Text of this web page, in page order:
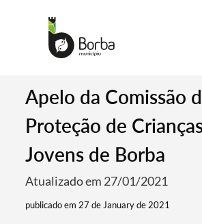
Apelo da Comissão
Proteção de
Jovens de Borba
Atualizado em 27/01/2021
publicado em 27 de January de 2021